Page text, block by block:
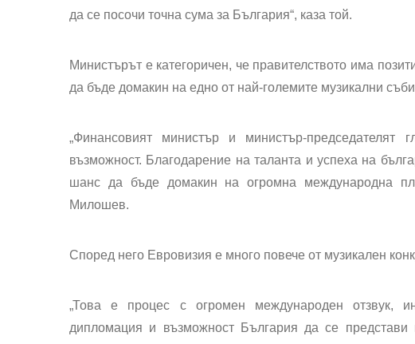
да се посочи точна сума за България“, каза той.
Министърът е категоричен, че правителството има
да бъде домакин на едно от най-големите музикални
„Финансовият министър и министър-председателят
възможност. Благодарение на таланта и успеха на
шанс да бъде домакин на огромна международна
Милошев.
Според него Евровизия е много повече от музикален
„Това е процес с огромен международен отзвук,
дипломация и възможност България да се представи